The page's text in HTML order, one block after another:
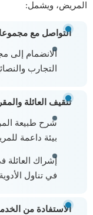
المريض، ويشمل:
التواصل مع
الانضمام إلى
التجارب
تثقيف العائلة
شرح طبيعة
بيئة داعمة
إشراك العائلة
في تناول
الاستفادة من